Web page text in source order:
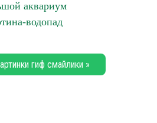
аквариум
водопад
гиф смайлики »